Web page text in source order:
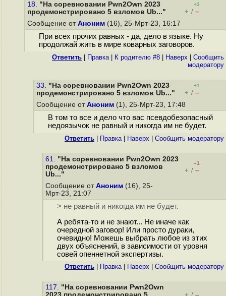
18. "На соревновании Pwn2Own 2023
продемонстрировано 5 взломов Ub..."
+3
+ / –
Сообщение от Аноним (16), 25-Мрт-23, 16:17
При всех прочих равных - да, дело в языке. Ну
продолжай жить в мире коварных заговоров.
Ответить Правка| К родителю #8 Наверх
Cообщить
модератору
33. "На соревновании Pwn2Own 2023
продемонстрировано 5 взломов Ub..."
+1
+ / –
Сообщение от Аноним (1), 25-Мрт-23, 17:48
В том то все и дело что вас псевдобезопасный
недоязычок не равный и никогда им не будет.
Ответить Правка| Наверх Cообщить модератору
61. "На соревновании Pwn2Own 2023
продемонстрировано 5 взломов
Ub..."
–1
+ / –
Сообщение от Аноним (16), 25-
Мрт-23, 21:07
> не равный и никогда им не будет.
А ребята-то и не знают... Не иначе как
очередной заговор! Или просто дураки,
очевидно! Можешь выбрать любое из этих
двух объяснений, в зависимости от уровня
совей опеннетной экспертизы.
Ответить Правка| Наверх Cообщить модератору
117. "На соревновании Pwn2Own